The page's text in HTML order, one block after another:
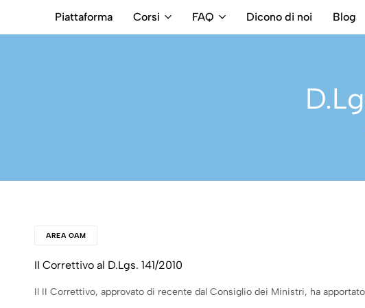
Piattaforma Corsi FAQ Dicono di noi Blog
AREA OAM
II Correttivo al D.Lgs. 141/2010
Il II Correttivo, approvato di recente dal Consiglio dei Ministri, ha